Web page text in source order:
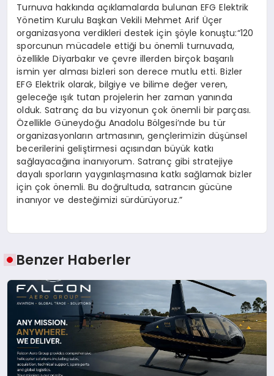
Turnuva hakkında açıklamalarda bulunan EFG Elektrik
Yönetim Kurulu Başkan Vekili Mehmet Arif Üçer
organizasyona verdikleri destek için şöyle konuştu:“120
sporcunun mücadele ettiği bu önemli turnuvada,
özellikle Diyarbakır ve çevre illerden birçok başarılı
ismin yer alması bizleri son derece mutlu etti. Bizler
EFG Elektrik olarak, bilgiye ve bilime değer veren,
geleceğe ışık tutan projelerin her zaman yanında
olduk. Satranç da bu vizyonun çok önemli bir parçası.
Özellikle Güneydoğu Anadolu Bölgesi’nde bu tür
organizasyonların artmasının, gençlerimizin düşünsel
becerilerini geliştirmesi açısından büyük katkı
sağlayacağına inanıyorum. Satranç gibi stratejiye
dayalı sporların yaygınlaşmasına katkı sağlamak bizler
için çok önemli. Bu doğrultuda, satrancın gücüne
inanıyor ve desteğimizi sürdürüyoruz.”
Benzer Haberler